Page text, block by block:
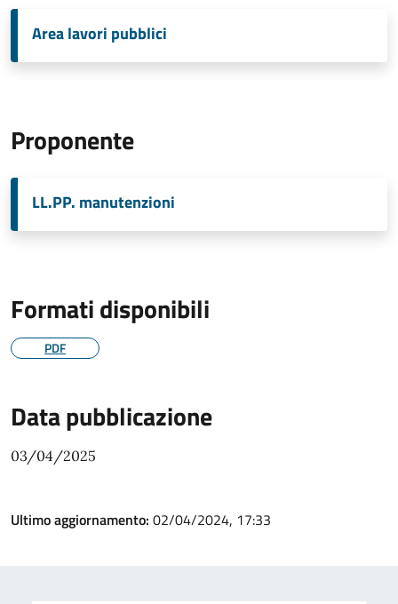
Area lavori pubblici
Proponente
LL.PP. manutenzioni
Formati disponibili
PDF
Data pubblicazione
03/04/2025
Ultimo aggiornamento: 02/04/2024, 17:33